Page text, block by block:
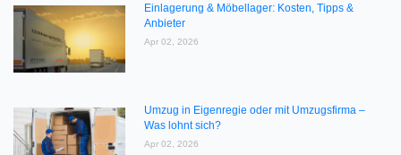
Einlagerung & Möbellager: Kosten, Tipps &
Anbieter
Apr 02, 2026
Umzug in Eigenregie oder mit Umzugsfirma –
Was lohnt sich?
Apr 02, 2026